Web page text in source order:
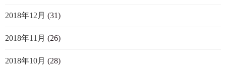
2018年12月 (31)
2018年11月 (26)
2018年10月 (28)